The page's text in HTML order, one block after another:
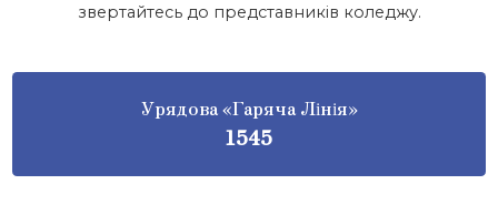
звертайтесь до представників коледжу.
Урядова «Гаряча Лінія»
1545